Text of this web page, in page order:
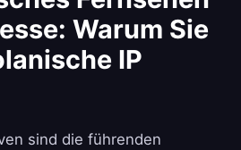
Zugang zu venezolanischen
Warum Sie
IP
sind die führenden